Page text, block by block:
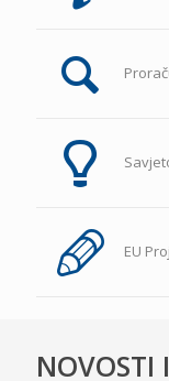
EU
NOVOSTI